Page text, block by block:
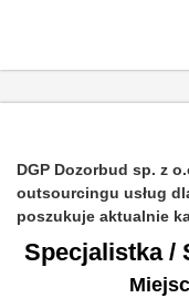
DGP Dozorbud sp. z
outsourcingu usług
poszukuje aktualnie
Specjalistka /